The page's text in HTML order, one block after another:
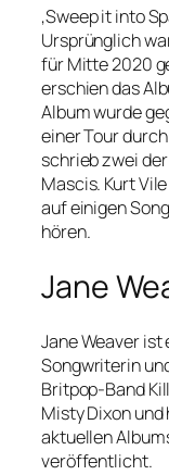
‚Sweep it into
Ursprünglich
für Mitte 2020
erschien das
Album wurde
einer Tour
schrieb zwei
Mascis. Kurt
auf einigen
hören.
Jane
Jane Weaver
Songwriterin
Britpop-Band
Misty Dixon
aktuellen
veröffentlicht.